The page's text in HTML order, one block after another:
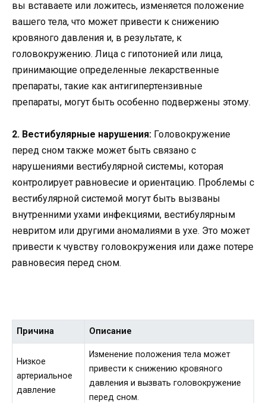
вы вставаете или ложитесь, изменяется положение
вашего тела, что может привести к снижению
кровяного давления и, в результате, к
головокружению. Лица с гипотонией или лица,
принимающие определенные лекарственные
препараты, такие как антигипертензивные
препараты, могут быть особенно подвержены этому.
2. Вестибулярные нарушения: Головокружение
перед сном также может быть связано с
нарушениями вестибулярной системы, которая
контролирует равновесие и ориентацию. Проблемы с
вестибулярной системой могут быть вызваны
внутренними ухами инфекциями, вестибулярным
невритом или другими аномалиями в ухе. Это может
привести к чувству головокружения или даже потере
равновесия перед сном.
Причина Описание
Низкое
артериальное
давление
Изменение положения тела может
привести к снижению кровяного
давления и вызвать головокружение
перед сном.